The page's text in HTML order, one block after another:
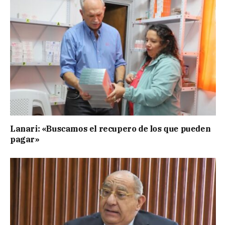
Lanari: «Buscamos el recupero de los que pueden
pagar»